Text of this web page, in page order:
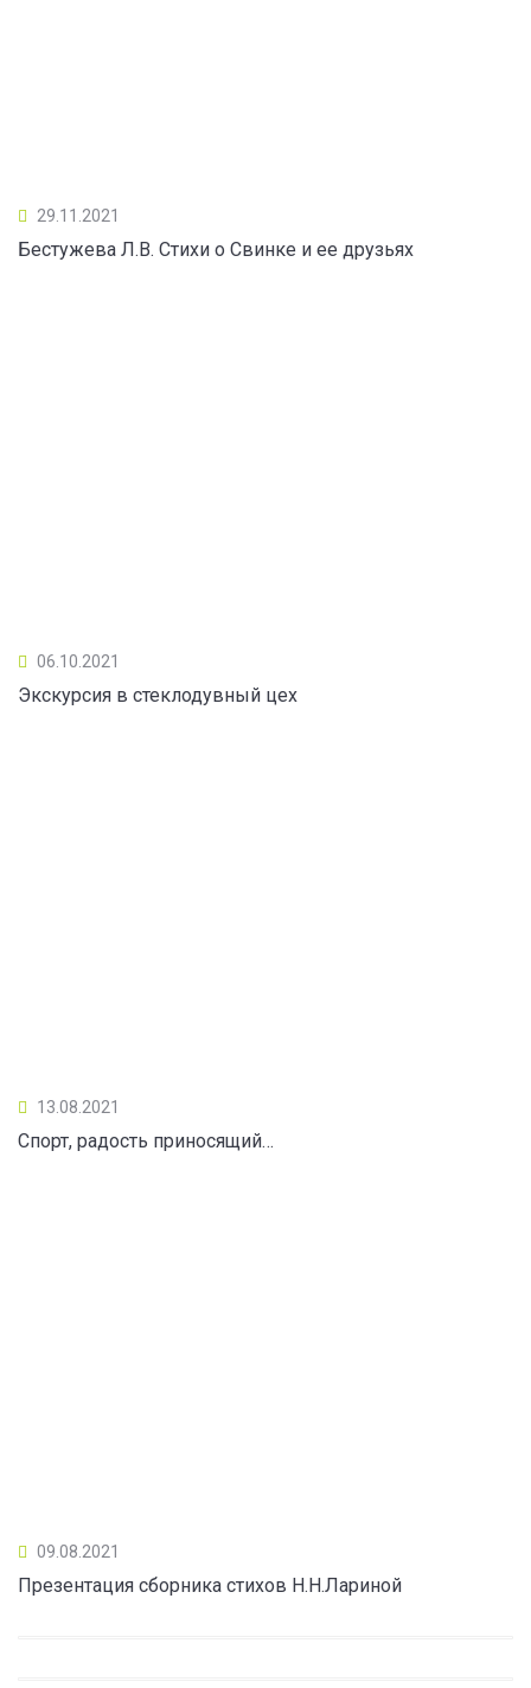
29.11.2021
Бестужева Л.В. Стихи о Свинке и ее друзьях
06.10.2021
Экскурсия в стеклодувный цех
13.08.2021
Спорт, радость приносящий…
09.08.2021
Презентация сборника стихов Н.Н.Лариной